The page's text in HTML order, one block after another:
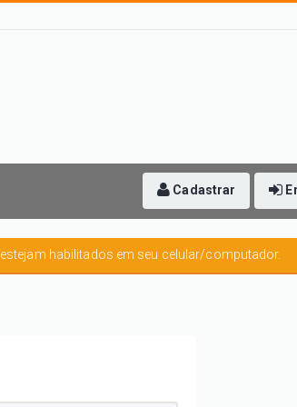
Cadastrar
estejam habilitados em seu celular/computador.